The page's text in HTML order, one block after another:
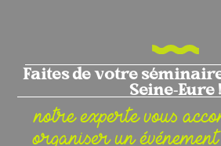
Faites de votre
Seine-Eure !
notre experte vous
organiser un